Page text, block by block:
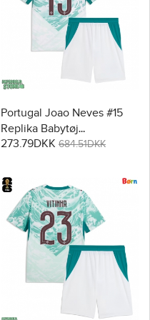
Portugal Joao Neves #15
Replika Babytøj
Udebanesæt Børn VM
bukser)
273.79DKK 684.51DKK